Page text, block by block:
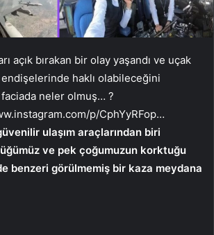
açık bırakan bir olay yaşandı ve uçak
haklı olabileceğini
neler olmuş… ?
p/CphYyRFop…
ulaşım araçlarından biri
ve pek çoğumuzun korktuğu
benzeri görülmemiş bir kaza meydana